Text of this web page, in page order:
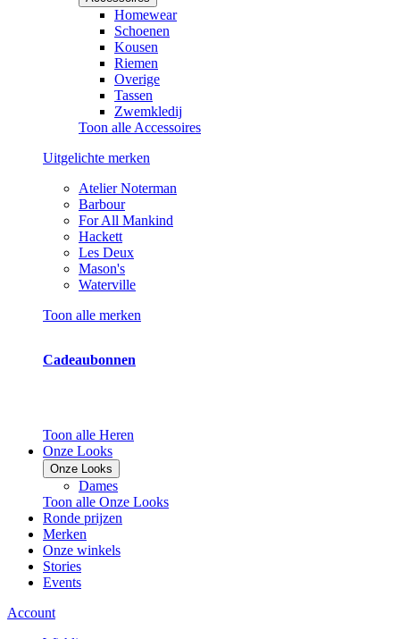
Homewear
Schoenen
Kousen
Riemen
Overige
Tassen
Zwemkledij
Toon alle Accessoires
Uitgelichte merken
Atelier Noterman
Barbour
For All Mankind
Hackett
Les Deux
Mason's
Waterville
Toon alle merken
Cadeaubonnen
Toon alle Heren
Onze Looks
Onze Looks
Dames
Toon alle Onze Looks
Ronde prijzen
Merken
Onze winkels
Stories
Events
Account